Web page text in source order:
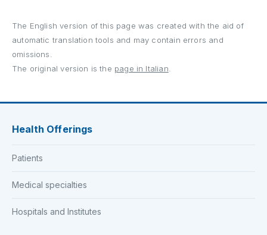
The English version of this page was created with the aid of
automatic translation tools and may contain errors and
omissions.
The original version is the page in Italian.
Health Offerings
Patients
Medical specialties
Hospitals and Institutes